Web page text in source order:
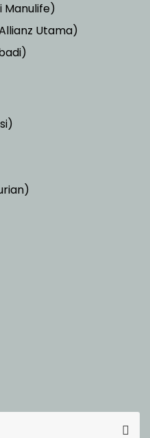
Manulife)
Utama)
S